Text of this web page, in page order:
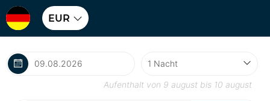
EUR
Aufenthalt von 9 august bis 10 august